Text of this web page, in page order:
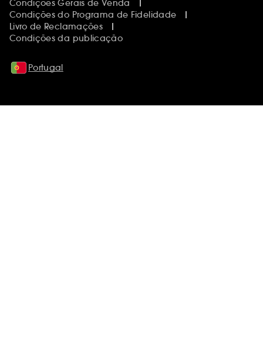
Condições Gerais de Venda
Condições do Programa de Fidelidade
Livro de Reclamações
Condições da publicação
Portugal